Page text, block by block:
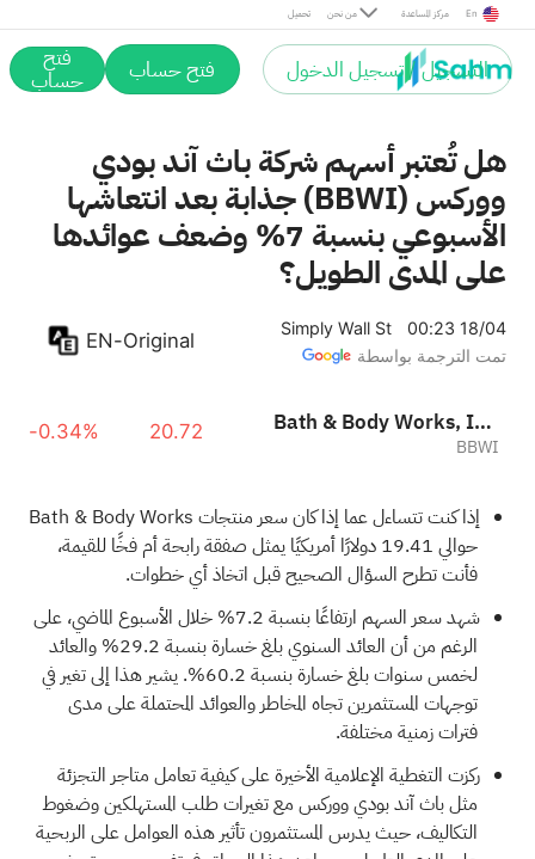
تحميل من نحن مركز المساعدة En
التسجيل / تسجيل الدخول فتح حساب فتح
حساب
هل تُعتبر أسهم شركة باث آند بودي
ووركس (BBWI) جذابة بعد انتعاشها
الأسبوعي بنسبة 7% وضعف عوائدها
على المدى الطويل؟
Simply Wall St
00:23 18/04
تمت الترجمة بواسطة
EN-Original
Bath & Body Works, Inc.
BBWI
20.72
-0.34%
إذا كنت تتساءل عما إذا كان سعر منتجات Bath & Body Works
حوالي 19.41 دولارًا أمريكيًا يمثل صفقة رابحة أم فخًا للقيمة،
فأنت تطرح السؤال الصحيح قبل اتخاذ أي خطوات.
شهد سعر السهم ارتفاعًا بنسبة 7.2% خلال الأسبوع الماضي، على
الرغم من أن العائد السنوي بلغ خسارة بنسبة 29.2% والعائد
لخمس سنوات بلغ خسارة بنسبة 60.2%. يشير هذا إلى تغير في
توجهات المستثمرين تجاه المخاطر والعوائد المحتملة على مدى
فترات زمنية مختلفة.
ركزت التغطية الإعلامية الأخيرة على كيفية تعامل متاجر التجزئة
مثل باث آند بودي ووركس مع تغيرات طلب المستهلكين وضغوط
التكاليف، حيث يدرس المستثمرون تأثير هذه العوامل على الربحية